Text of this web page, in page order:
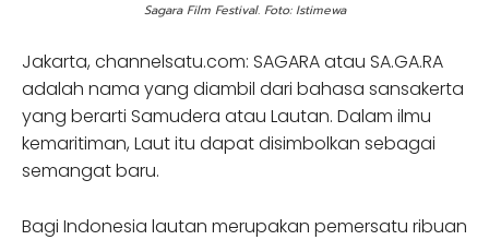
Sagara Film Festival. Foto: Istimewa
Jakarta, channelsatu.com: SAGARA atau SA.GA.RA
adalah nama yang diambil dari bahasa sansakerta
yang berarti Samudera atau Lautan. Dalam ilmu
kemaritiman, Laut itu dapat disimbolkan sebagai
semangat baru.
Bagi Indonesia lautan merupakan pemersatu ribuan